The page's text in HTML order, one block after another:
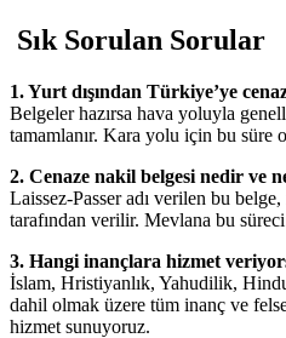
Sık Sorulan Sorular
1. Yurt dışından Türkiye’ye
Belgeler hazırsa hava yoluyla
tamamlanır. Kara yolu için bu süre
2. Cenaze nakil belgesi nedir ve
Laissez-Passer adı verilen bu
tarafından verilir. Mevlana bu
3. Hangi inançlara hizmet
İslam, Hristiyanlık, Yahudilik,
dahil olmak üzere tüm inanç ve
hizmet sunuyoruz.